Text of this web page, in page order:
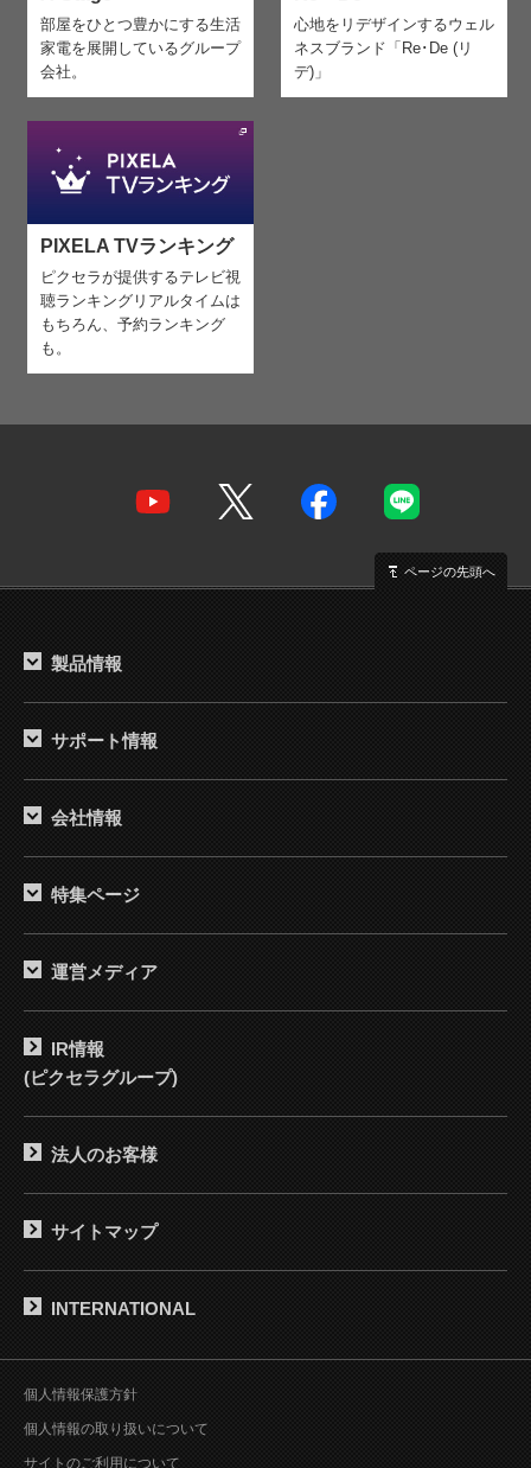
部屋をひとつ豊かにする生活
家電を 展開しているグループ
会社。
心地をリデザインするウェル
ネスブランド「Re･De (リ
デ)」
PIXELA TVランキング
ピクセラが提供するテレビ視
聴ランキング リアルタイムは
もちろん、予約ランキング
も。
ページの先頭へ
製品情報
サポート情報
会社情報
特集ページ
運営メディア
IR情報
(ピクセラグループ)
法人のお客様
サイトマップ
INTERNATIONAL
個人情報保護方針
個人情報の取り扱いについて
サイトのご利用について